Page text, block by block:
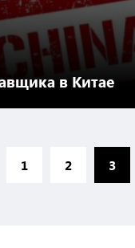
в Китае
1 2 3